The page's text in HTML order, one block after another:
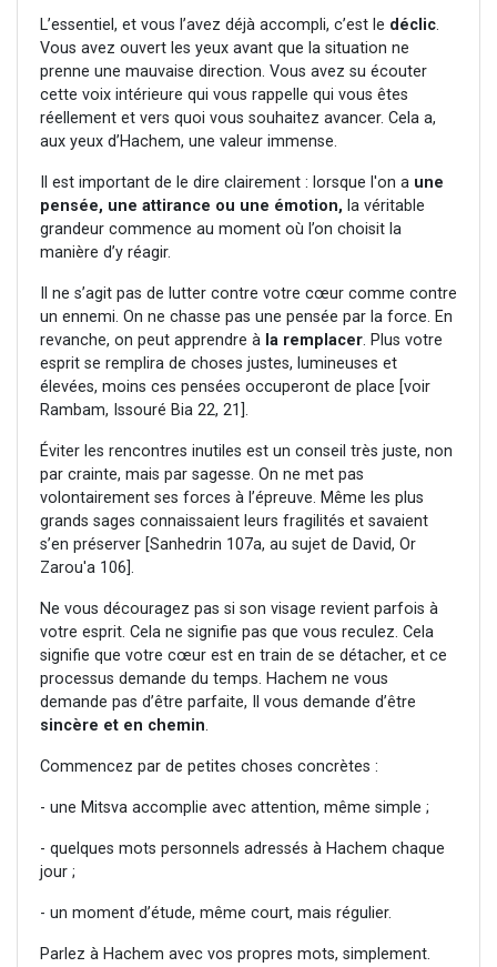
L’essentiel, et vous l’avez déjà accompli, c’est le déclic.
Vous avez ouvert les yeux avant que la situation ne
prenne une mauvaise direction. Vous avez su écouter
cette voix intérieure qui vous rappelle qui vous êtes
réellement et vers quoi vous souhaitez avancer. Cela a,
aux yeux d’Hachem, une valeur immense.
Il est important de le dire clairement : lorsque l'on a une
pensée, une attirance ou une émotion, la véritable
grandeur commence au moment où l’on choisit la
manière d’y réagir.
Il ne s’agit pas de lutter contre votre cœur comme contre
un ennemi. On ne chasse pas une pensée par la force. En
revanche, on peut apprendre à la remplacer. Plus votre
esprit se remplira de choses justes, lumineuses et
élevées, moins ces pensées occuperont de place [voir
Rambam, Issouré Bia 22, 21].
Éviter les rencontres inutiles est un conseil très juste, non
par crainte, mais par sagesse. On ne met pas
volontairement ses forces à l’épreuve. Même les plus
grands sages connaissaient leurs fragilités et savaient
s’en préserver [Sanhedrin 107a, au sujet de David, Or
Zarou'a 106].
Ne vous découragez pas si son visage revient parfois à
votre esprit. Cela ne signifie pas que vous reculez. Cela
signifie que votre cœur est en train de se détacher, et ce
processus demande du temps. Hachem ne vous
demande pas d’être parfaite, Il vous demande d’être
sincère et en chemin.
Commencez par de petites choses concrètes :
- une Mitsva accomplie avec attention, même simple ;
- quelques mots personnels adressés à Hachem chaque
jour ;
- un moment d’étude, même court, mais régulier.
Parlez à Hachem avec vos propres mots, simplement.